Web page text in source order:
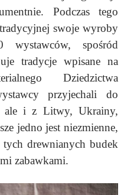
Podczas tego
swoje wyroby
wystawców, spośród
tradycje wpisane na
Dziedzictwa
przyjechali do
i z Litwy, Ukrainy,
jedno jest niezmienne,
tych drewnianych budek
zabawkami.